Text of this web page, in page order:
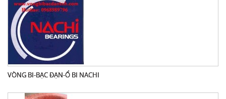
VÒNG BI-BẠC ĐẠN-Ổ BI NACHI